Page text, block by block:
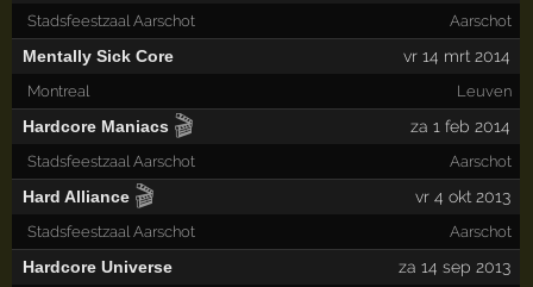
Stadsfeestzaal Aarschot Aarschot
Mentally Sick Core vr 14 mrt 2014
Montreal Leuven
Hardcore Maniacs 🎬 za 1 feb 2014
Stadsfeestzaal Aarschot Aarschot
Hard Alliance 🎬 vr 4 okt 2013
Stadsfeestzaal Aarschot Aarschot
Hardcore Universe za 14 sep 2013